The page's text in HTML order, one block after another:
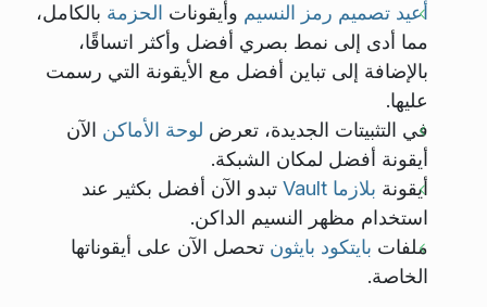
أُعيد تصميم رمز النسيم وأيقونات الحزمة بالكامل،
مما أدى إلى نمط بصري أفضل وأكثر اتساقًا،
بالإضافة إلى تباين أفضل مع الأيقونة التي رسمت
عليها.
في التثبيتات الجديدة، تعرض لوحة الأماكن الآن
أيقونة أفضل لمكان الشبكة.
أيقونة بلازما Vault
تبدو الآن أفضل بكثير عند
استخدام مظهر النسيم الداكن.
ملفات بايتكود بايثون تحصل الآن على أيقوناتها
الخاصة.